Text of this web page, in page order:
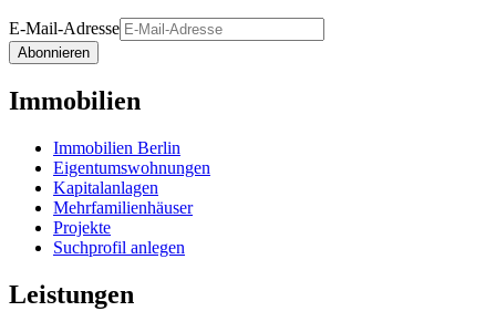
E-Mail-Adresse
Abonnieren
Immobilien
Immobilien Berlin
Eigentumswohnungen
Kapitalanlagen
Mehrfamilienhäuser
Projekte
Suchprofil anlegen
Leistungen